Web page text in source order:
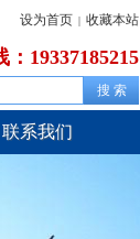
设为首页 | 收藏本站
19337185215
联系我们